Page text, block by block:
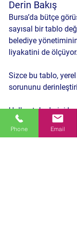
Derin Bakış
Bursa’da bütçe
sayısal bir tablo
belediye
liyakatini de ölçüyor.
Sizce bu tablo,
sorununu
Halkın taleplerini
politikaları, uzun
memnuniyeti nasıl
Phone Email